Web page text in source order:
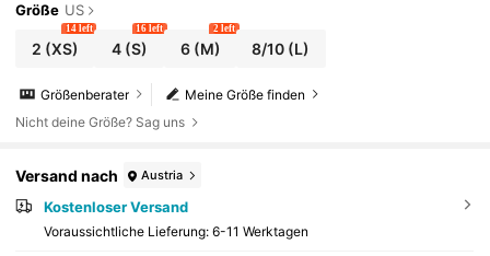
Größe US
2 (XS)
14 left
4(S)
16 left
6(M)
2 left
8/10 (L)
Meine Größe finden
Größenberater
Nicht deine Größe? Sag uns
Versand nach Austria
Kostenloser Versand
Voraussichtliche Lieferung: 6-11 Werktagen